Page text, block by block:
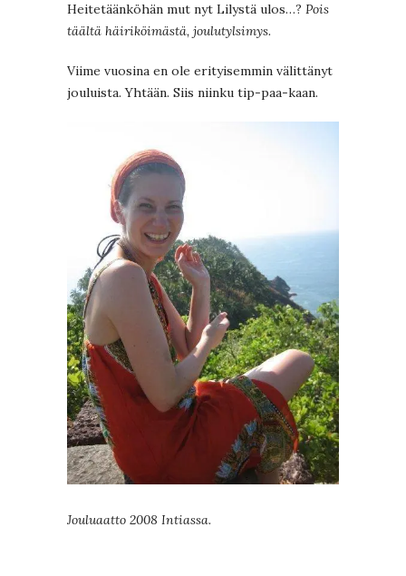
Heitetäänköhän mut nyt Lilystä ulos…? Pois
täältä häiriköimästä, joulutylsimys.
Viime vuosina en ole erityisemmin välittänyt
jouluista. Yhtään. Siis niinku tip-paa-kaan.
Jouluaatto 2008 Intiassa.